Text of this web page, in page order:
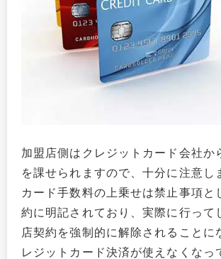
加盟店側はクレジットカード会社か
を課せられますので、十分に注意し
カード手数料の上乗せは禁止事項と
約に明記されており、実際に行って
店契約を強制的に解除されることに
レジットカード決済が使えなくなっ